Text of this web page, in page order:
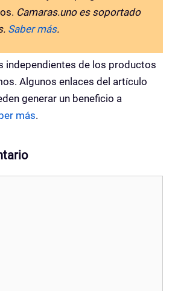
Camaras.uno es soportado
Saber más.
independientes de los productos
Algunos enlaces del artículo
generar un beneficio a
más.